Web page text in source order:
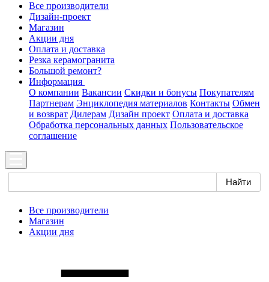
Все производители
Дизайн-проект
Магазин
Акции дня
Оплата и доставка
Резка керамогранита
Большой ремонт?
Информация
О компании Вакансии Скидки и бонусы Покупателям
Партнерам Энциклопедия материалов Контакты Обмен
и возврат Дилерам Дизайн проект Оплата и доставка
Обработка персональных данных Пользовательское
соглашение
Все производители
Магазин
Акции дня